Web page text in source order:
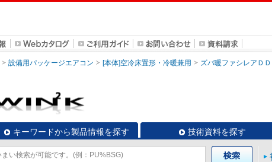
設備用パッケージエアコン [本体]空冷床置形・冷暖兼用 ズバ暖ファシレアＤＤ
キーワードから製品情報を探す 技術資料を探す